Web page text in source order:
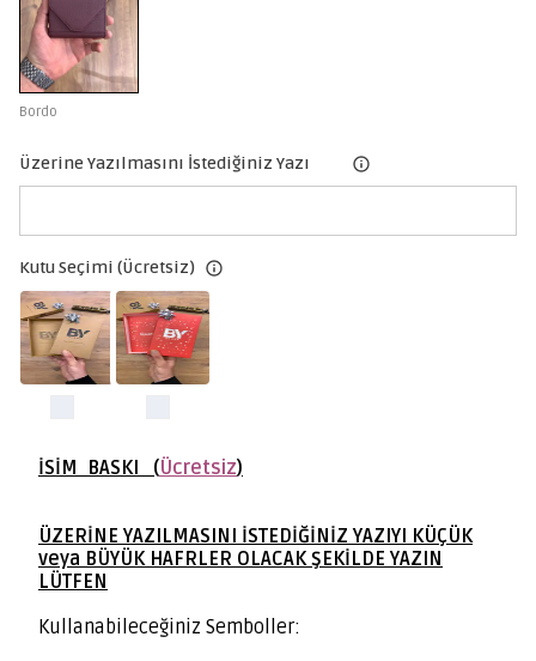
Bordo
Üzerine Yazılmasını İstediğiniz Yazı
Kutu Seçimi (Ücretsiz)
İSİM BASKI (Ücretsiz)
ÜZERİNE YAZILMASINI İSTEDİĞİNİZ YAZIYI KÜÇÜK
veya BÜYÜK HAFRLER OLACAK ŞEKİLDE YAZIN
LÜTFEN
Kullanabileceğiniz Semboller: